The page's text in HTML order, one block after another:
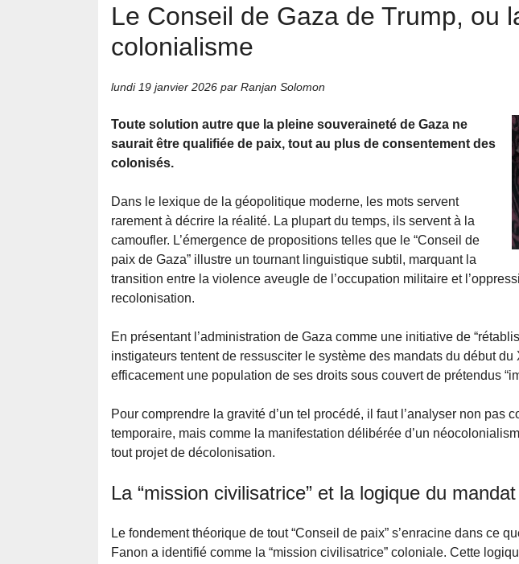
Le Conseil de Gaza de Trump, ou
colonialisme
lundi 19 janvier 2026 par Ranjan Solomon
Toute solution autre que la pleine souveraineté de Gaza ne
saurait être qualifiée de paix, tout au plus de consentement des
colonisés.
Dans le lexique de la géopolitique moderne, les mots servent
rarement à décrire la réalité. La plupart du temps, ils servent à la
camoufler. L’émergence de propositions telles que le “Conseil de
paix de Gaza” illustre un tournant linguistique subtil, marquant la
transition entre la violence aveugle de l’occupation militaire et
recolonisation.
En présentant l’administration de Gaza comme une initiative de
instigateurs tentent de ressusciter le système des mandats du début
efficacement une population de ses droits sous couvert de prétendus
Pour comprendre la gravité d’un tel procédé, il faut l’analyser non pas
temporaire, mais comme la manifestation délibérée d’un
tout projet de décolonisation.
La “mission civilisatrice” et la logique du mandat
Le fondement théorique de tout “Conseil de paix” s’enracine dans ce
Fanon a identifié comme la “mission civilisatrice” coloniale. Cette